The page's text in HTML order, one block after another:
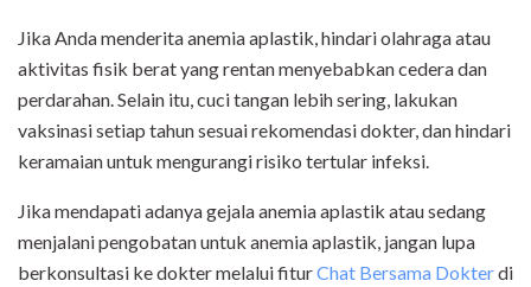
Jika Anda menderita anemia aplastik, hindari olahraga atau
aktivitas fisik berat yang rentan menyebabkan cedera dan
perdarahan. Selain itu, cuci tangan lebih sering, lakukan
vaksinasi setiap tahun sesuai rekomendasi dokter, dan hindari
keramaian untuk mengurangi risiko tertular infeksi.
Jika mendapati adanya gejala anemia aplastik atau sedang
menjalani pengobatan untuk anemia aplastik, jangan lupa
berkonsultasi ke dokter melalui fiturChat Bersama Dokterdi